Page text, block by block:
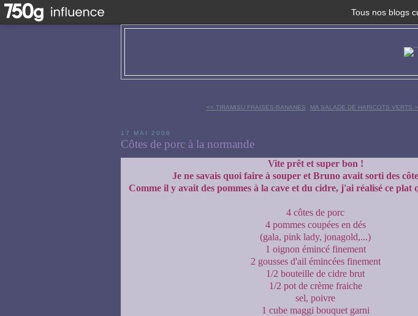
Tous nos blogs
<< TIRAMISU FRAISES-BANANES MA SALADE DE HARICOTS VERTS
17 MAI 2008
Côtes de porc à la normande
Vite prêt et super bon !
Je ne savais quoi faire à souper et Bruno avait sorti des
Comme il y avait des pommes à la cave et du cidre, j'ai réalisé ce
4 côtes de porc
4 pommes coupées en dés
(gala, pink lady, jonagold,...)
1 oignon émincé finement
2 gousses d'ail émincées finement
1/2 bouteille de cidre brut
1/2 pot de crème fraiche
sel, poivre
1 cube maggi bouquet garni